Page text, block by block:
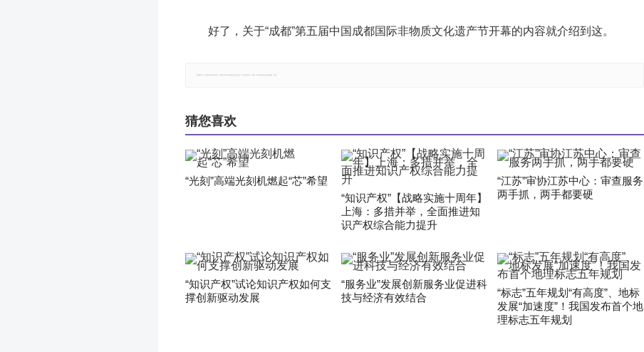
好了，关于“成都”第五届中国成都国际非物质文化遗产节开幕的内容就介绍到这。
猜您喜欢
“光刻”高端光刻机燃起“芯”希望
“知识产权”【战略实施十周年】
上海：多措并举，全面推进知
识产权综合能力提升
“江苏”审协江苏中心：审查服务
两手抓，两手都要硬
“知识产权”试论知识产权如何支
撑创新驱动发展
“服务业”发展创新服务业促进科
技与经济有效结合
“标志”五年规划“有高度”、地标
发展“加速度”！我国发布首个地
理标志五年规划